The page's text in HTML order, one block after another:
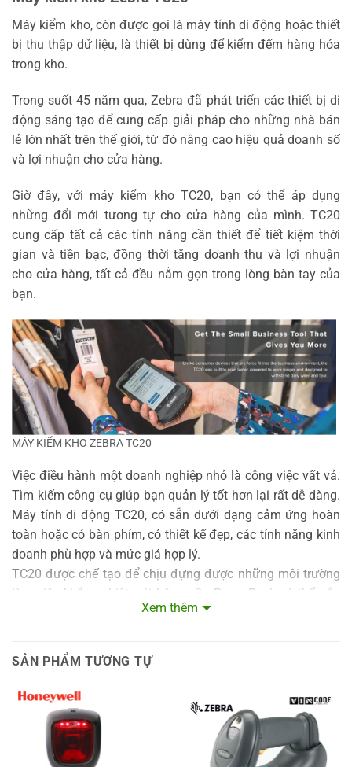
Interactive Sensor Technology (IST): Accelerometer (3-axis),
ambient light sensor, proximity sensor
Scanning
SE2100 1D/2D imager
Rear Camera
8MP autofocus color camera with flash
RFID
RFD2000 UHF RFID snap-on sled
WLAN Radio
802.11 a/b/g/n/ac/d/r/h/i IPv4, IPv6
Data Rates
5 GHz: 20 MHz, 40 MHz, 80 MHz
Operating Channels
2.4 GHz (channels 1-13; 1-11(US))
5GHz (channels 36-48, 52-64, 100-144,
149-165)
and bandwidths depend on regulatory
rules and certification agency.
Security and
Encryption
WPA/WPA2 (PSK & Enterprise 802.1x);
EAPTTLS;
PEAPv0-MSCHAPv2; EAP-TLS
Certifications
802.11a/b/g/n; WPA; WPA2
Fast Roam
802.11r
Bluetooth
Bluetooth 4.2 BLE
Máy kiểm kho, còn được gọi là máy tính di động hoặc thiết
bị thu thập dữ liệu, là thiết bị dùng để kiểm đếm hàng hóa
trong kho.
Trong suốt 45 năm qua, Zebra đã phát triển các thiết bị di
động sáng tạo để cung cấp giải pháp cho những nhà bán
lẻ lớn nhất trên thế giới, từ đó nâng cao hiệu quả doanh số
và lợi nhuận cho cửa hàng.
Giờ đây, với máy kiểm kho TC20, bạn có thể áp dụng
những đổi mới tương tự cho cửa hàng của mình. TC20
cung cấp tất cả các tính năng cần thiết để tiết kiệm thời
gian và tiền bạc, đồng thời tăng doanh thu và lợi nhuận
cho cửa hàng, tất cả đều nằm gọn trong lòng bàn tay của
bạn.
MÁY KIỂM KHO ZEBRA TC20
Việc điều hành một doanh nghiệp nhỏ là công việc vất vả.
Tìm kiếm công cụ giúp bạn quản lý tốt hơn lại rất dễ dàng.
Máy tính di động TC20, có sẵn dưới dạng cảm ứng hoàn
toàn hoặc có bàn phím, có thiết kế đẹp, các tính năng kinh
doanh phù hợp và mức giá hợp lý.
TC20 được chế tạo để chịu đựng được những môi trường
làm việc khắc nghiệt, với bộ nguồn PowerPack có thể gắn
vào để duy trì hoạt động kinh doanh, khả năng quét mã
Zebra OneCare thiết kế riêng cho TC20.
Hãy chọn một công cụ dành cho doanh nghiệp nhỏ giúp
bạn có được nhiều hơn: nhiều thời gian hơn, nhiều tiền hơn,
nhiều doanh thu hơn và năng suất cao hơn. TC20 – công
cụ dành cho doanh nghiệp nhỏ hoàn hảo.
Xem thêm
SẢN PHẨM TƯƠNG TỰ